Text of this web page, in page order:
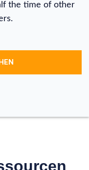
the time of other